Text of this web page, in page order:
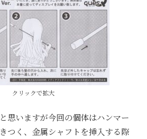
クリックで拡大
思いますが今回の個体はハンマー
つく、金属シャフトを挿入する際